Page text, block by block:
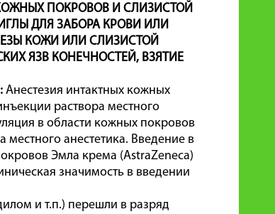
ПОКРОВОВ И СЛИЗИСТОЙ
ДЛЯ ЗАБОРА КРОВИ ИЛИ
КОЖИ ИЛИ СЛИЗИСТОЙ
ЯЗВ КОНЕЧНОСТЕЙ, ВЗЯТИЕ
Анестезия интактных кожных
раствора местного
в области кожных покровов
анестетика. Введение в
Эмла крема (AstraZeneca)
значимость в введении
и т.п.) перешли в разряд